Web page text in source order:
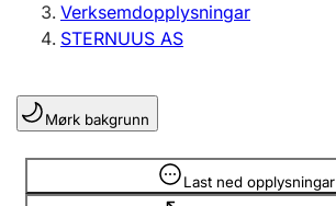
Enkeltpersonføretak
Registrere, endre, slette
Lag og foreining
Registrere, endre, slette
Verksemdopplysningar
STERNUUS AS
Mørk bakgrunn
Last ned opplysningar
Opplysninger er skjult